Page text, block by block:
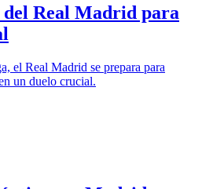
Real Madrid para
el Real Madrid se prepara para
un duelo crucial.